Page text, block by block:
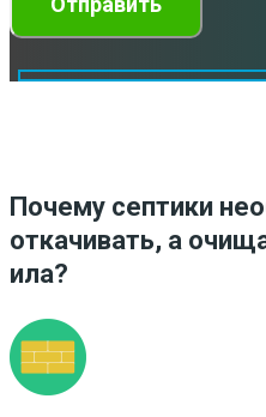
Почему септики
откачивать, а
ила?